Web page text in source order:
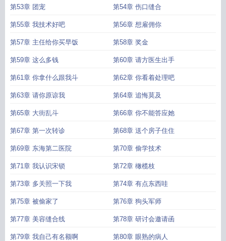
第53章 团宠 第54章 伤口缝合
第55章 我技术好吧 第56章 想雇佣你
第57章 主任给你买早饭 第58章 奖金
第59章 这么多钱 第60章 请方医生出手
第61章 你拿什么跟我斗 第62章 你看着处理吧
第63章 请你原谅我 第64章 追悔莫及
第65章 大街乱斗 第66章 你不能答应她
第67章 第一次转诊 第68章 送个房子住住
第69章 东海第二医院 第70章 偷学技术
第71章 我认识宋锁 第72章 橄榄枝
第73章 多关照一下我 第74章 有点东西哇
第75章 被偷家了 第76章 狗头军师
第77章 美容缝合线 第78章 研讨会邀请函
第79章 我自己有名额啊 第80章 眼熟的病人